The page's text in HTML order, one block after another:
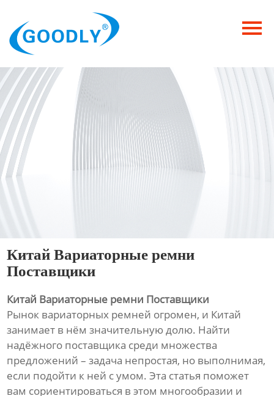
Продукция
ОТРАСЛИ
Категория
Новости
Контакты
Китай Вариаторные ремни
Поставщики
Китай Вариаторные ремни Поставщики
Рынок вариаторных ремней огромен, и Китай
занимает в нём значительную долю. Найти
надёжного поставщика среди множества
предложений – задача непростая, но выполнимая,
если подойти к ней с умом. Эта статья поможет
вам сориентироваться в этом многообразии и